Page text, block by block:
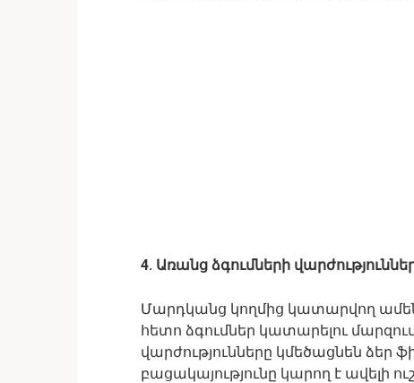
4. Առանց ձգումների
Մարդկանց կողմից կատարվող
հետո ձգումներ կատարելու
վարժությունները կմեծացնեն ձեր
բացակայությունը կարող է ավելի